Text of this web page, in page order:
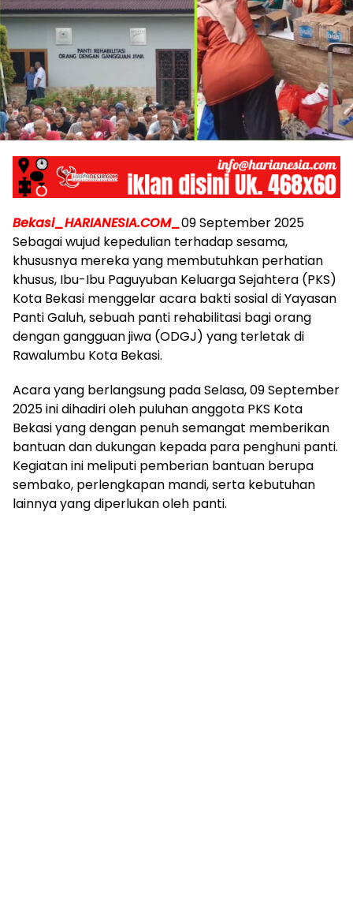
Bekasi_HARIANESIA.COM_09 September 2025
Sebagai wujud kepedulian terhadap sesama,
khususnya mereka yang membutuhkan perhatian
khusus, Ibu-Ibu Paguyuban Keluarga Sejahtera (PKS)
Kota Bekasi menggelar acara bakti sosial di Yayasan
Panti Galuh, sebuah panti rehabilitasi bagi orang
dengan gangguan jiwa (ODGJ) yang terletak di
Rawalumbu Kota Bekasi.
Acara yang berlangsung pada Selasa, 09 September
2025 ini dihadiri oleh puluhan anggota PKS Kota
Bekasi yang dengan penuh semangat memberikan
bantuan dan dukungan kepada para penghuni panti.
Kegiatan ini meliputi pemberian bantuan berupa
sembako, perlengkapan mandi, serta kebutuhan
lainnya yang diperlukan oleh panti.